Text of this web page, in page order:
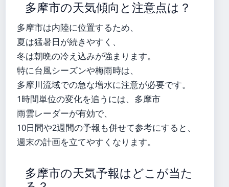
多摩市の天気傾向と注意点は？
多摩市は内陸に位置するため、
夏は猛暑日が続きやすく、
冬は朝晩の冷え込みが強まります。
特に台風シーズンや梅雨時は、
多摩川流域での急な増水に注意が必要です。
1時間単位の変化を追うには、多摩市
雨雲レーダーが有効で、
10日間や2週間の予報も併せて参考にすると、
週末の計画を立てやすくなります。
多摩市の天気予報はどこが当た